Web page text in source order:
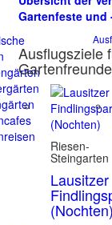
Gartenfeste und
Ausflugsziele
Gartenfreunde
Riesen-
Steingarten
Lausitzer
(Nochten)